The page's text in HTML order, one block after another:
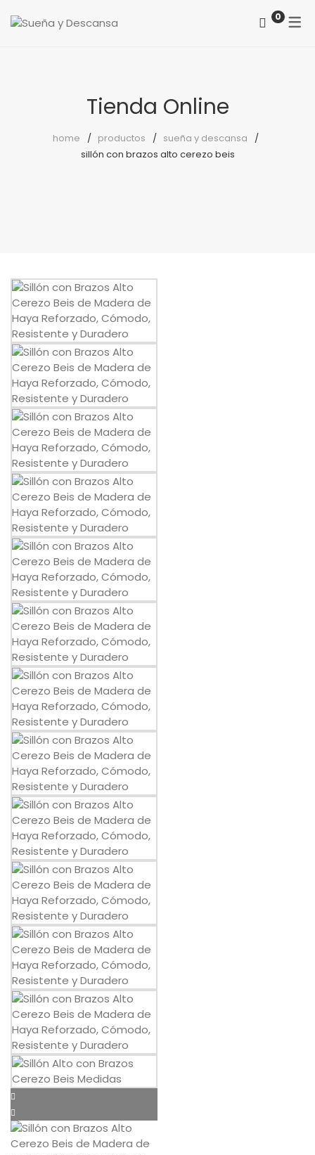
PREGUNTAS FRECUENTES
Sillas
Mesas
Sofás
Auxiliar
Dormitorios
ÚTILES
Tu cuenta
Carro de la compra
Aviso Legal
Condiciones de compra
Política de cookies
Política de privacidad
Envíos y Devoluciones
0
Tienda Online
home productos
sueña y descansa
sillón con brazos alto cerezo beis